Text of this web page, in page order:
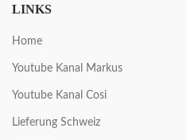
LINKS
Home
Youtube Kanal Markus
Youtube Kanal Cosi
Lieferung Schweiz